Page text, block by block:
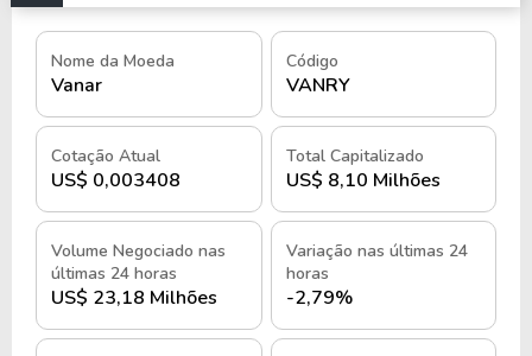
Nome da Moeda
Vanar
Código
VANRY
Cotação Atual
US$ 0,003408
Total Capitalizado
US$ 8,10 Milhões
Volume Negociado nas
últimas 24 horas
US$ 23,18 Milhões
Variação nas últimas 24
horas
-2,79%